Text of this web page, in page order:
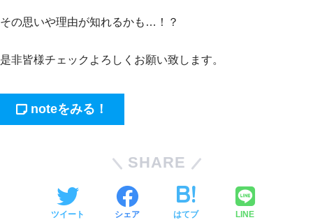
その思いや理由が知れるかも…！？
是非皆様チェックよろしくお願い致します。
noteをみる！
SHARE
ツイート シェア はてブ LINE